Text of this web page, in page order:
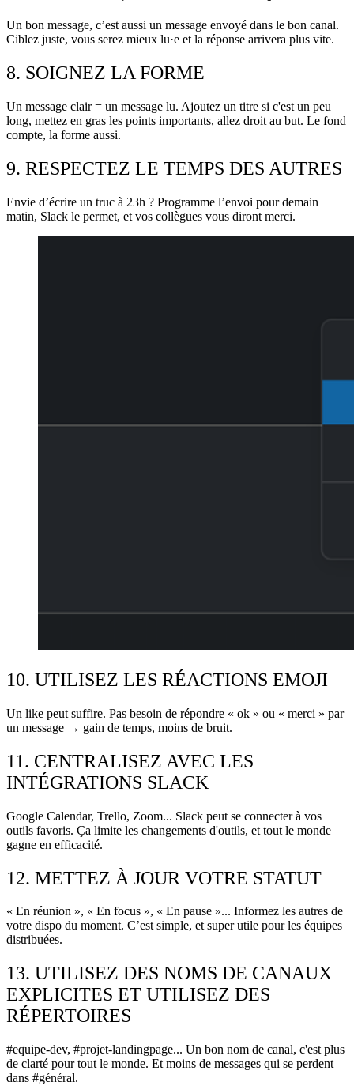
Un bon message, c’est aussi un message envoyé dans le bon canal.
Ciblez juste, vous serez mieux lu·e et la réponse arrivera plus vite.
8. SOIGNEZ LA FORME
Un message clair = un message lu. Ajoutez un titre si c'est un peu
long, mettez en gras les points importants, allez droit au but. Le fond
compte, la forme aussi.
9. RESPECTEZ LE TEMPS DES AUTRES
Envie d’écrire un truc à 23h ? Programme l’envoi pour demain
matin, Slack le permet, et vos collègues vous diront merci.
10. UTILISEZ LES RÉACTIONS EMOJI
Un like peut suffire. Pas besoin de répondre « ok » ou « merci » par
un message → gain de temps, moins de bruit.
11. CENTRALISEZ AVEC LES
INTÉGRATIONS SLACK
Google Calendar, Trello, Zoom... Slack peut se connecter à vos
outils favoris. Ça limite les changements d'outils, et tout le monde
gagne en efficacité.
12. METTEZ À JOUR VOTRE STATUT
« En réunion », « En focus », « En pause »... Informez les autres de
votre dispo du moment. C’est simple, et super utile pour les équipes
distribuées.
13. UTILISEZ DES NOMS DE CANAUX
EXPLICITES ET UTILISEZ DES
RÉPERTOIRES
#equipe-dev, #projet-landingpage... Un bon nom de canal, c'est plus
de clarté pour tout le monde. Et moins de messages qui se perdent
dans #général.